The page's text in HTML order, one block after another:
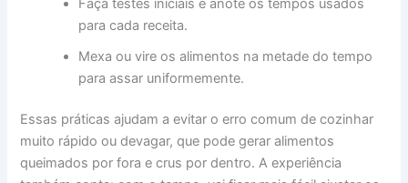
para cada receita.
Mexa ou vire os alimentos na metade do tempo
para assar uniformemente.
Essas práticas ajudam a evitar o erro comum de cozinhar
muito rápido ou devagar, que pode gerar alimentos
queimados por fora e crus por dentro. A experiência